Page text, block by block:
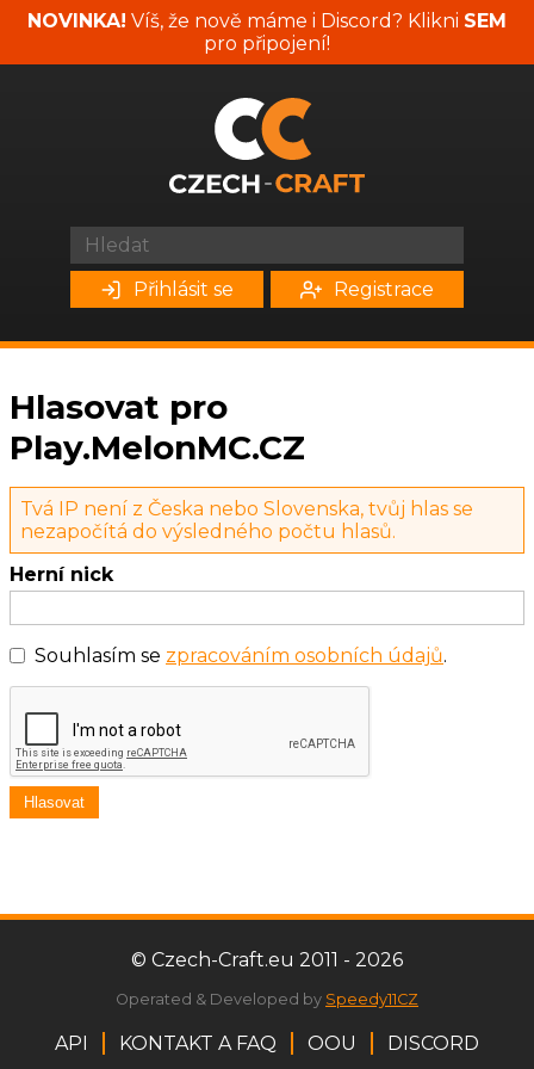
NOVINKA! Víš, že nově máme i Discord? Klikni SEM
pro připojení!
Přihlásit se Registrace
Hlasovat pro
Play.MelonMC.CZ
Tvá IP není z Česka nebo Slovenska, tvůj hlas se
nezapočítá do výsledného počtu hlasů.
Herní nick
Souhlasím se zpracováním osobních údajů.
Hlasovat
© Czech-Craft.eu 2011 - 2026
Operated & Developed by Speedy11CZ
API KONTAKT A FAQ OOU DISCORD